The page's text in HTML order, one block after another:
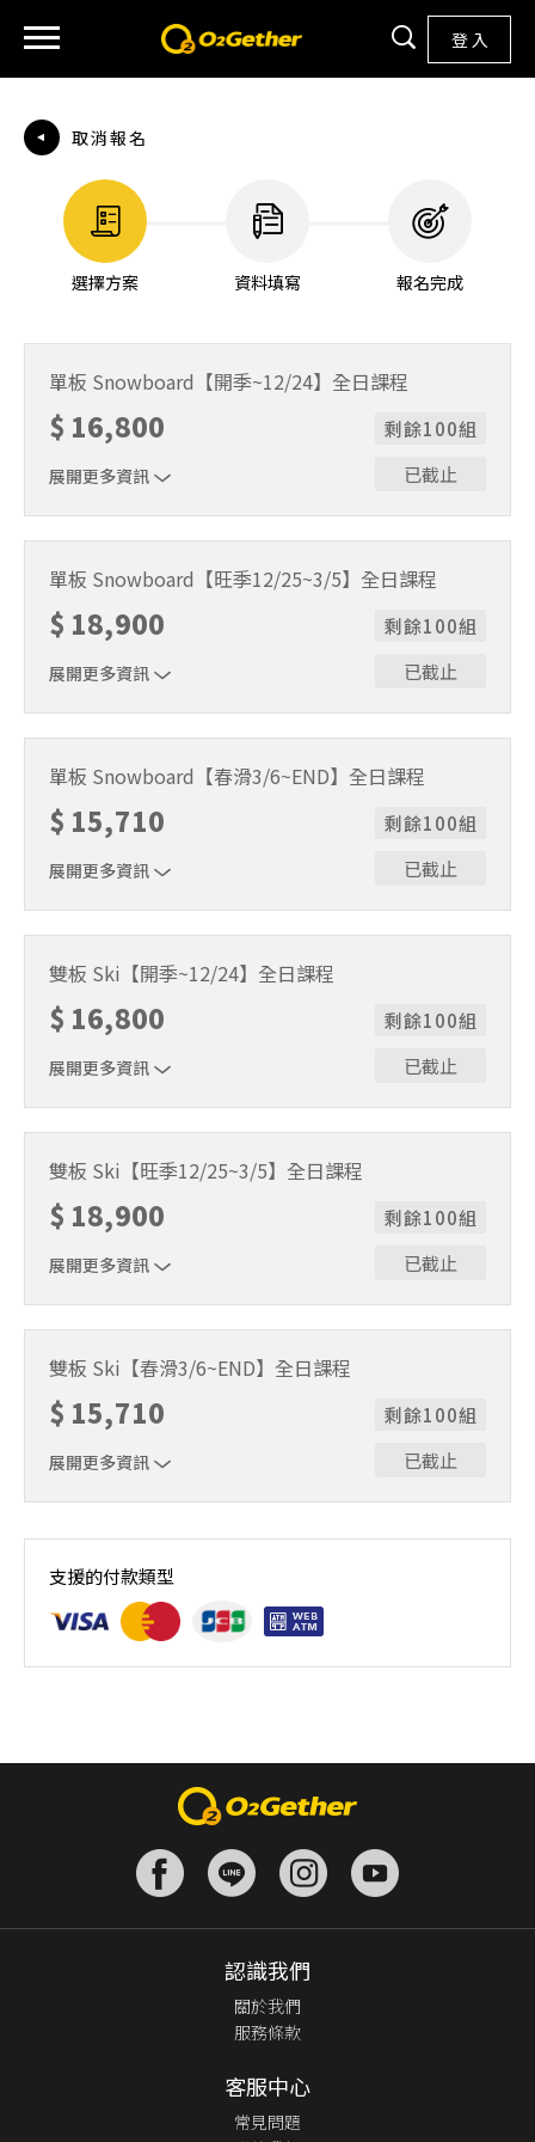
登 入
取消報名
選擇方案 資料填寫 報名完成
單板 Snowboard【開季~12/24】全日課程
$ 16,800
展開更多資訊
剩餘100組
已截止
小班制
單板 Snowboard【旺季12/25~3/5】全日課程
$ 18,900
展開更多資訊
剩餘100組
已截止
小班制
單板 Snowboard【春滑3/6~END】全日課程
$ 15,710
展開更多資訊
剩餘100組
已截止
小班制
雙板 Ski【開季~12/24】全日課程
$ 16,800
展開更多資訊
剩餘100組
已截止
小班制
雙板 Ski【旺季12/25~3/5】全日課程
$ 18,900
展開更多資訊
剩餘100組
已截止
小班制
雙板 Ski【春滑3/6~END】全日課程
$ 15,710
展開更多資訊
剩餘100組
已截止
全日課程 6 小時（09:00–15:00，含休息 1 小時）｜1~4 人
支援的付款類型
認識我們
關於我們
服務條款
客服中心
常見問題